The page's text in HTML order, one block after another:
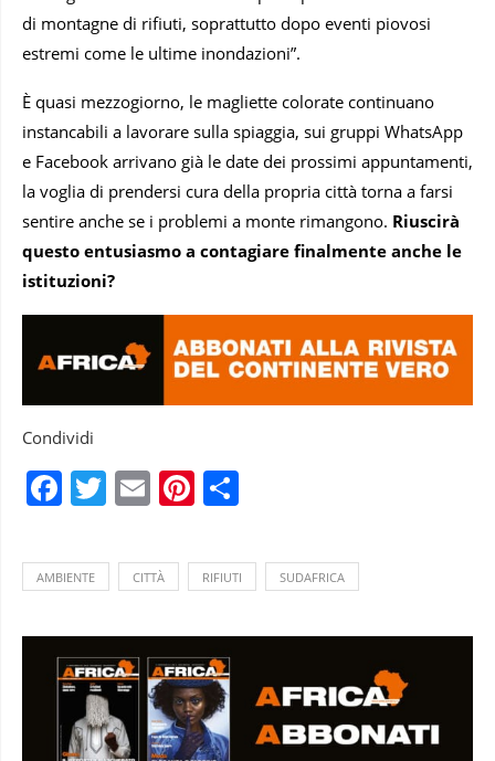
di montagne di rifiuti, soprattutto dopo eventi piovosi
estremi come le ultime inondazioni”.
È quasi mezzogiorno, le magliette colorate continuano
instancabili a lavorare sulla spiaggia, sui gruppi WhatsApp
e Facebook arrivano già le date dei prossimi appuntamenti,
la voglia di prendersi cura della propria città torna a farsi
sentire anche se i problemi a monte rimangono. Riuscirà
questo entusiasmo a contagiare finalmente anche le
istituzioni?
Condividi
Facebook
Twitter
EmailPinterest
AMBIENTE CITTÀ RIFIUTI SUDAFRICA